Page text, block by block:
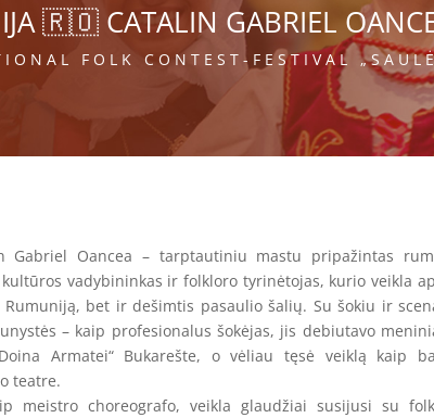
🇷🇴 CATALIN GABRIEL
FOLK CONTEST-FESTIVAL
Oancea – tarptautiniu mastu pripažintas
vadybininkas ir folkloro tyrinėtojas, kurio veikla
bet ir dešimtis pasaulio šalių. Su šokiu ir
– kaip profesionalus šokėjas, jis debiutavo
Armatei“ Bukarešte, o vėliau tęsė veiklą kaip
teatre.
choreografo, veikla glaudžiai susijusi su